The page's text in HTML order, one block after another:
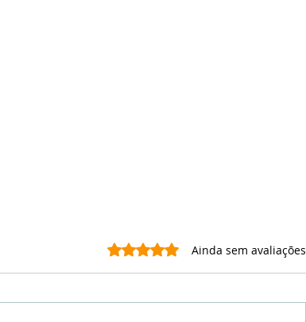
Avaliado com 0 de 5 estrelas.
Ainda sem avaliações